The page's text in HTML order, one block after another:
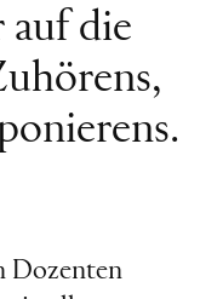
auf die
Dozenten